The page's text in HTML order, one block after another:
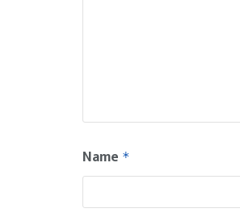
Name *